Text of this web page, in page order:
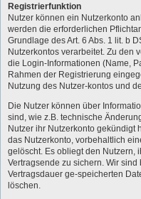
Registrierfunktion
Nutzer können ein Nutzerkonto
werden die erforderlichen
Grundlage des Art. 6 Abs. 1 lit. b
Nutzerkontos verarbeitet. Zu den
die Login-Informationen (Name,
Rahmen der Registrierung
Nutzung des Nutzer-kontos und
Die Nutzer können über
sind, wie z.B. technische
Nutzer ihr Nutzerkonto gekündigt
das Nutzerkonto, vorbehaltlich
gelöscht. Es obliegt den Nutzern,
Vertragsende zu sichern. Wir
Vertragsdauer ge-speicherten
löschen.